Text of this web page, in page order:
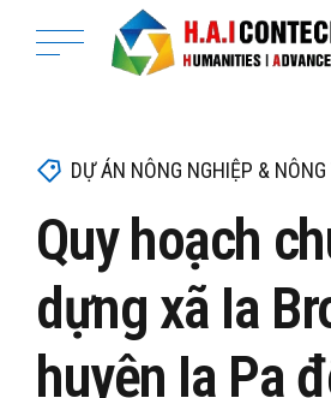
DỰ ÁN NÔNG NGHIỆP &
Quy hoạch
dựng xã Ia
huyện Ia Pa